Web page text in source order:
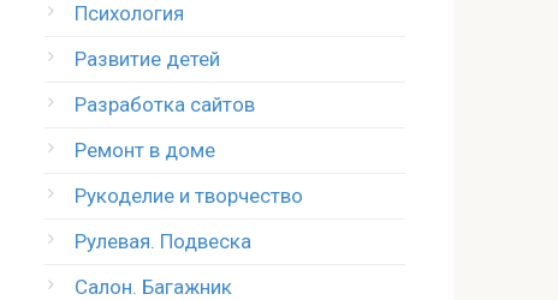
Психология
Развитие детей
Разработка сайтов
Ремонт в доме
Рукоделие и творчество
Рулевая. Подвеска
Салон. Багажник